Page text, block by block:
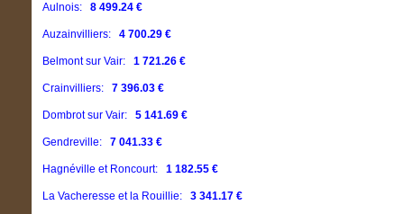
Aulnois: 8 499.24 €
Auzainvilliers: 4 700.29 €
Belmont sur Vair: 1 721.26 €
Crainvilliers: 7 396.03 €
Dombrot sur Vair: 5 141.69 €
Gendreville: 7 041.33 €
Hagnéville et Roncourt: 1 182.55 €
La Vacheresse et la Rouillie: 3 341.17 €